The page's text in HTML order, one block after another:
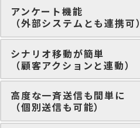
アンケート機能
（外部システムとも連携可）
シナリオ移動が簡単
（顧客アクションと連動）
高度な一斉送信も間単に
（個別送信も可能）